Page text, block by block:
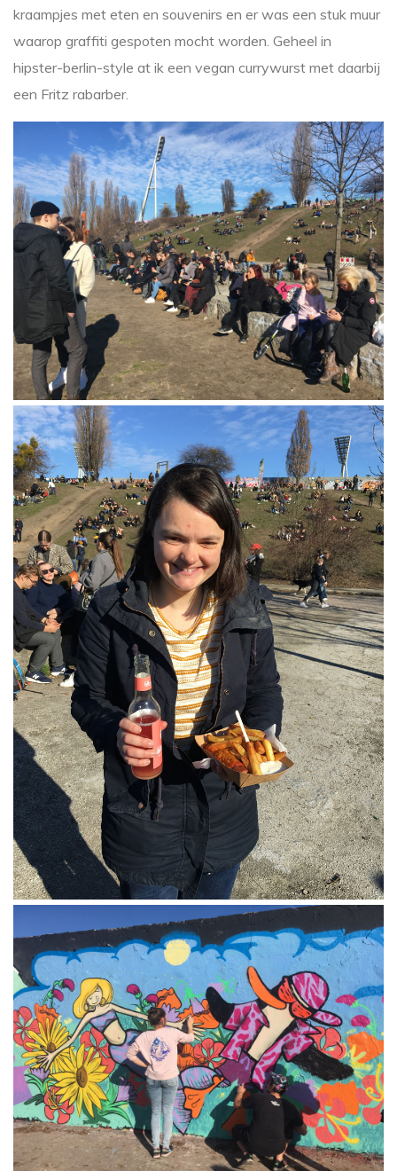
kraampjes met eten en souvenirs en er was een stuk muur
waarop graffiti gespoten mocht worden. Geheel in
hipster-berlin-style at ik een vegan currywurst met daarbij
een Fritz rabarber.